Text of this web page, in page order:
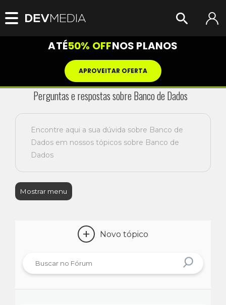
ATÉ50% OFFNOS PLANOS
APROVEITAR OFERTA
Perguntas e respostas sobre Banco de Dados
Encontre aqui a sua dúvida sobre Banco de
Dados em nossos tópicos sobre Banco de
Dados
Mostrar menu
+ Novo tópico